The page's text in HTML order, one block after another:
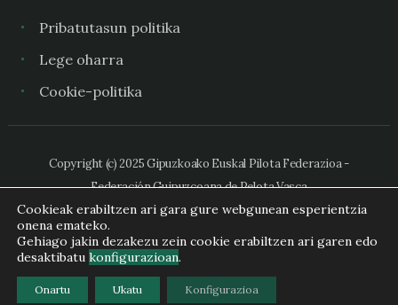
Pribatutasun politika
Lege oharra
Cookie-politika
Copyright (c) 2025 Gipuzkoako Euskal Pilota Federazioa -
Federación Guipuzcoana de Pelota Vasca
Cookieak erabiltzen ari gara gure webgunean esperientzia
onena emateko.
Gehiago jakin dezakezu zein cookie erabiltzen ari garen edo
desaktibatu konfigurazioan.
Onartu Ukatu Konfigurazioa